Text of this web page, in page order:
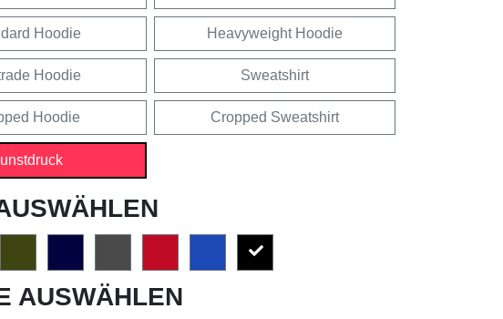
Hoodie Heavyweight Hoodie
Hoodie Sweatshirt
Hoodie Cropped Sweatshirt
AUSWÄHLEN